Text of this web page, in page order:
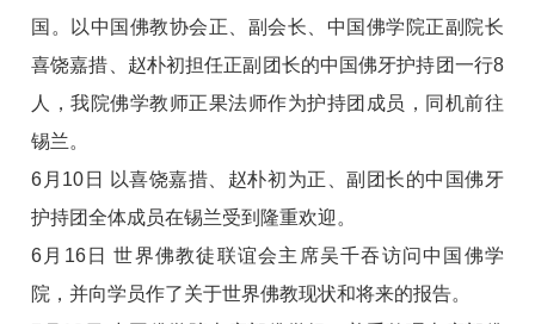
国。以中国佛教协会正、副会长、中国佛学院正副院长
喜饶嘉措、赵朴初担任正副团长的中国佛牙护持团一行8
人，我院佛学教师正果法师作为护持团成员，同机前往
锡兰。
6月10日 以喜饶嘉措、赵朴初为正、副团长的中国佛牙
护持团全体成员在锡兰受到隆重欢迎。
6月16日 世界佛教徒联谊会主席吴千吞访问中国佛学
院，并向学员作了关于世界佛教现状和将来的报告。